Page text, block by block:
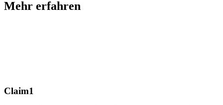
SOLI-TRANS
Mehr erfahren
Claim1